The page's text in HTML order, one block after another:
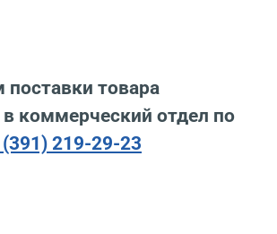
товара
коммерческий отдел по
(391) 219-29-23